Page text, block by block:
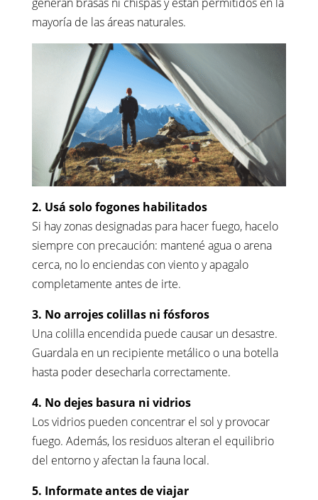
mayoría de las áreas naturales.
2. Usá solo fogones habilitados
Si hay zonas designadas para hacer fuego, hacelo
siempre con precaución: mantené agua o arena
cerca, no lo enciendas con viento y apagalo
completamente antes de irte.
3. No arrojes colillas ni fósforos
Una colilla encendida puede causar un desastre.
Guardala en un recipiente metálico o una botella
hasta poder desecharla correctamente.
4. No dejes basura ni vidrios
Los vidrios pueden concentrar el sol y provocar
fuego. Además, los residuos alteran el equilibrio
del entorno y afectan la fauna local.
5. Informate antes de viajar